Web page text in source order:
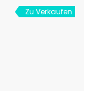
Zu Verkaufen